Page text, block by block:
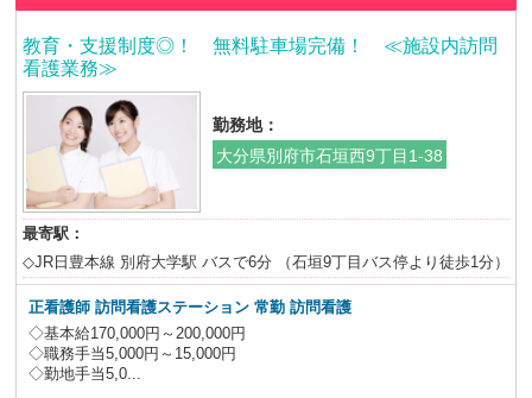
教育・支援制度◎！ 無料駐車場完備！ ≪施設内訪問
看護業務≫
勤務地：
大分県別府市石垣西9丁目1-38
最寄駅：
◇JR日豊本線 別府大学駅 バスで6分 （石垣9丁目バス停より徒歩1分）
正看護師 訪問看護ステーション 常勤 訪問看護
◇基本給170,000円～200,000円
◇職務手当5,000円～15,000円
◇勤地手当5,0...